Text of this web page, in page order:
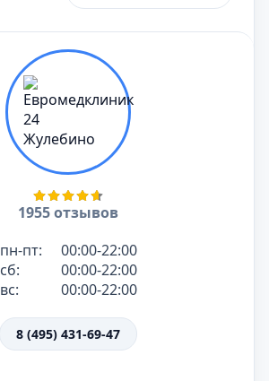
1955 отзывов
пн-пт:
00:00-22:00
сб:
00:00-22:00
вс:
00:00-22:00
8 (495) 431-69-47